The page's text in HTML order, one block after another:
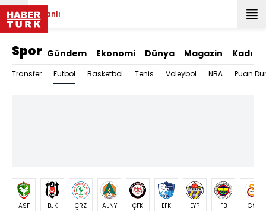
Canlı
Spor Gündem Ekonomi Dünya Magazin Kadın
Transfer Futbol Basketbol Tenis Voleybol NBA Puan
ASF BJK ÇRZ ALNY ÇFK EFK EYP FB GS